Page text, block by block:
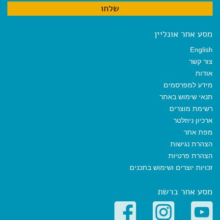
מסע אחר אונליין
English
צור קשר
אודות
מידע למפרסמים
תנאי שימוש באתר
רשימת מוצרים
ארכיון ניוזלטר
מפת אתר
הצהרת נגישות
הצהרת פרטיות
זכויות יוצרים ושימוש בתכנים
מסע אחר ברשת